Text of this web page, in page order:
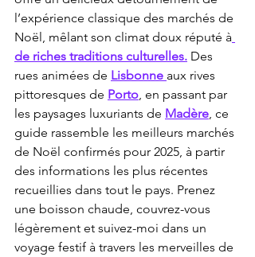
l’expérience classique des marchés de
Noël, mêlant son climat doux réputé à
de riches traditions culturelles. Des
rues animées de Lisbonne aux rives
pittoresques de Porto , en passant par
les paysages luxuriants de Madère , ce
guide rassemble les meilleurs marchés
de Noël confirmés pour 2025, à partir
des informations les plus récentes
recueillies dans tout le pays. Prenez
une boisson chaude, couvrez-vous
légèrement et suivez-moi dans un
voyage festif à travers les merveilles de